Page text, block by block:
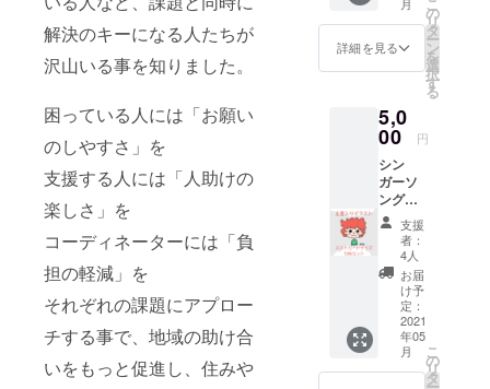
解決のキーになる人たちが
沢山いる事を知りました。
困っている人には「お願い
のしやすさ」を
支援する人には「人助けの
楽しさ」を
コーディネーターには「負
担の軽減」を
それぞれの課題にアプロー
チする事で、地域の助け合
いをもっと促進し、住みや
とは、
表記が
変わる
りませ
んが、
同時に
購入す
る事も
可能で
す。 ※
アプリ
内で一
度に表
示でき
るのは
一つだ
けで
きま
す。 ※
デジタ
物のCD
は届き
ません
のでご
理解の
上お選
びくだ
さい。
◆プロ
フィー
ル◆ 詩
愛（し
あ）
2005年
大阪市
生ま
域支援
システ
ム「り
んく
る」に
き、応
援して
頂いた
方専用
の称号
をご用
意しま
す。 こ
ちら
は、
「りん
くる」
内で設
定でき
る称号
です。
詳細を見る
の
リ
タ
ー
ン
を
選
択
す
る
5,0
00 円
シン
ガーソ
ングラ
イター
であ
り、イ
ラスト
レー
ターで
もある
詩愛
（し
あ）さ
支援
者：
4人
お届
け予
定：
2021
年05
月
こ
の
リ
タ